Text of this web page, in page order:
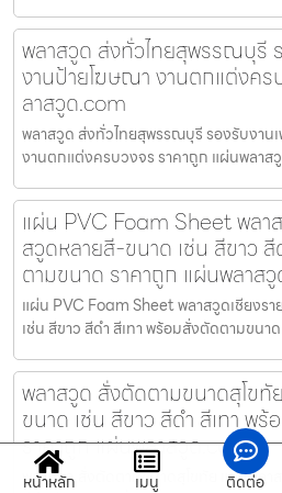
พลาสวูด ส่งทั่วไทยสุพรรณบุรี
งานป้ายโฆษณา งานตกแต่งค
ลาสวูด.com
พลาสวูด ส่งทั่วไทยสุพรรณบุรี รองรับงาน
งานตกแต่งครบวงจร ราคาถูก แผ่นพลา
แผ่น PVC Foam Sheet พลา
สวูดหลายสี-ขนาด เช่น สีขาว
ตามขนาด ราคาถูก แผ่นพลาส
แผ่น PVC Foam Sheet พลาสวูดเชียงร
เช่น สีขาว สีดำ สีเทา พร้อมสั่งตัดตามขนา
พลาสวูด สั่งตัดตามขนาดสุโข
ขนาด เช่น สีขาว สีดำ สีเทา พ
ราคาถูก แผ่นพลาสวูด.com
พลาสวูด สั่งตัดตามขนาดสุโขทัย แผ่นพลา
หน้าหลัก เมนู ติดต่อ